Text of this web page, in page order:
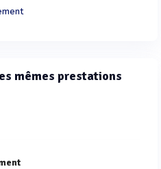
mêmes prestations